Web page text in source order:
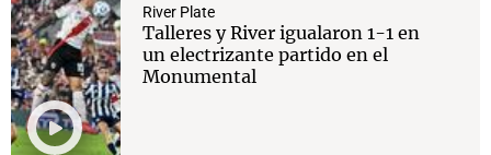
River Plate
Talleres y River igualaron 1-1 en
un electrizante partido en el
Monumental